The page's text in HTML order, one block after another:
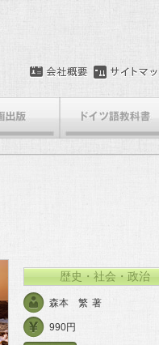
歴史・社会・政治
森本 繁 著
990円